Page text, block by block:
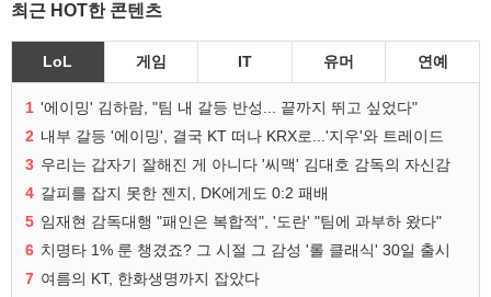
최근 HOT한 콘텐츠
LoL 게임 IT 유머 연예
1 '에이밍' 김하람, "팀 내 갈등 반성... 끝까지 뛰고 싶었다"
2 내부 갈등 '에이밍', 결국 KT 떠나 KRX로...'지우'와 트레이드
3 우리는 갑자기 잘해진 게 아니다 '씨맥' 김대호 감독의 자신감
4 갈피를 잡지 못한 젠지, DK에게도 0:2 패배
5 임재현 감독대행 "패인은 복합적", '도란' "팀에 과부하 왔다"
6 치명타 1% 룬 챙겼죠? 그 시절 그 감성 '롤 클래식' 30일 출시
7 여름의 KT, 한화생명까지 잡았다